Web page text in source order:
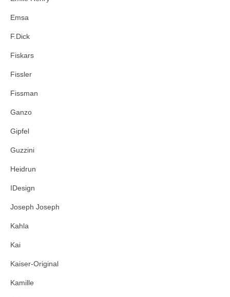
Emsa
F.Dick
Fiskars
Fissler
Fissman
Ganzo
Gipfel
Guzzini
Heidrun
IDesign
Joseph Joseph
Kahla
Kai
Kaiser-Original
Kamille